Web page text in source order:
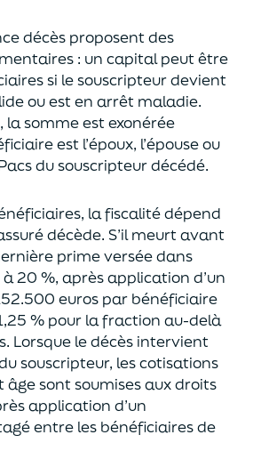
décès proposentdes
: un capitalpeut être
si le souscripteur devient
ouest en arrêt maladie.
la somme est exonérée
est l’époux, l’épouse ou
du souscripteur décédé.
la fiscalité dépend
décède. S’il meurt avant
ère prime versée dans
20 %, après application d’un
euros par bénéficiaire
% pour la fraction au-delà
Lorsque le décès intervient
souscripteur, les cotisations
âge sont soumises aux droits
application d’un
entre les bénéficiaires de